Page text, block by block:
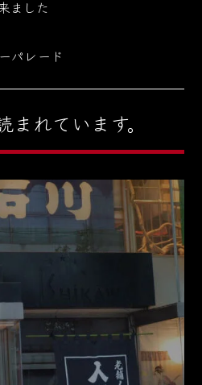
ました
パレード
れています。